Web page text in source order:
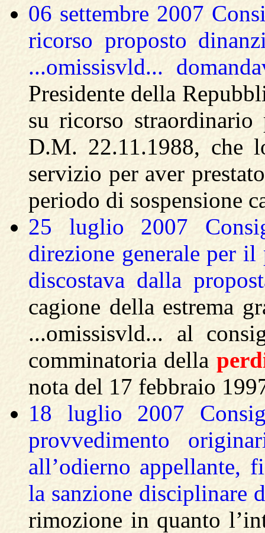
06 settembre 2007
ricorso proposto
...omissisvld...
Presidente della
su ricorso straordinario
D.M. 22.11.1988, che
servizio per aver
periodo di sospensione
25 luglio 2007
direzione generale per
discostava dalla
cagione della estrema
...omissisvld... al
comminatoria della
nota del 17 febbraio
18 luglio 2007
provvedimento
all’odierno appellante,
la sanzione disciplinare
rimozione in quanto